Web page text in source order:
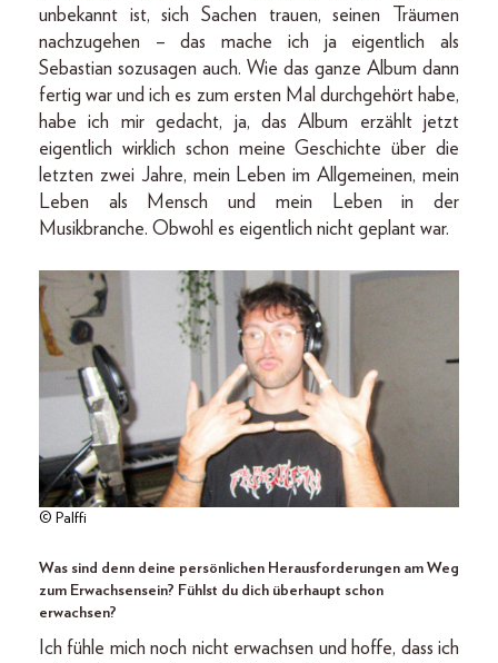
unbekannt ist, sich Sachen trauen, seinen Träumen
nachzugehen – das mache ich ja eigentlich als
Sebastian sozusagen auch. Wie das ganze Album dann
fertig war und ich es zum ersten Mal durchgehört habe,
habe ich mir gedacht, ja, das Album erzählt jetzt
eigentlich wirklich schon meine Geschichte über die
letzten zwei Jahre, mein Leben im Allgemeinen, mein
Leben als Mensch und mein Leben in der
Musikbranche. Obwohl es eigentlich nicht geplant war.
© Palffi
Was sind denn deine persönlichen Herausforderungen am Weg
zum Erwachsensein? Fühlst du dich überhaupt schon
erwachsen?
Ich fühle mich noch nicht erwachsen und hoffe, dass ich